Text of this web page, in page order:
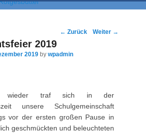
Post
← Zurück Weiter →
2019
2019 by wpadmin
wieder traf sich in der
unsere Schulgemeinschaft
vor der ersten großen Pause in
geschmückten und beleuchteten